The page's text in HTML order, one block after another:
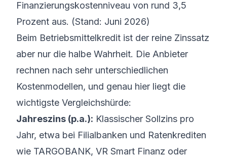
Finanzierungskostenniveau von rund 3,5
Prozent aus. (Stand: Juni 2026)
Beim Betriebsmittelkredit ist der reine Zinssatz
aber nur die halbe Wahrheit. Die Anbieter
rechnen nach sehr unterschiedlichen
Kostenmodellen, und genau hier liegt die
wichtigste Vergleichshürde:
Jahreszins (p.a.): Klassischer Sollzins pro
Jahr, etwa bei Filialbanken und Ratenkrediten
wie TARGOBANK, VR Smart Finanz oder